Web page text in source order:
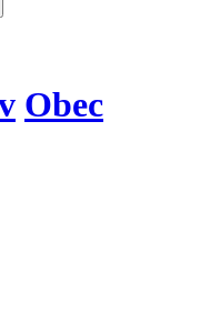
Obec